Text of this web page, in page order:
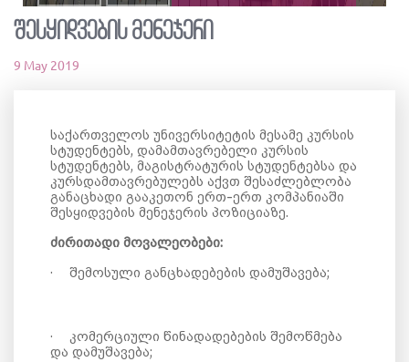
შესყიდვების მენეჯერი
9 May 2019
საქართველოს უნივერსიტეტის მესამე კურსის
სტუდენტებს, დამამთავრებელი კურსის
სტუდენტებს, მაგისტრატურის სტუდენტებსა და
კურსდამთავრებულებს აქვთ შესაძლებლობა
განაცხადი გააკეთონ ერთ-ერთ კომპანიაში
შესყიდვების მენეჯერის პოზიციაზე.
ძირითადი მოვალეობები:
·
შემოსული განცხადებების დამუშავება;
·
კომერციული წინადადებების შემოწმება
და დამუშავება;